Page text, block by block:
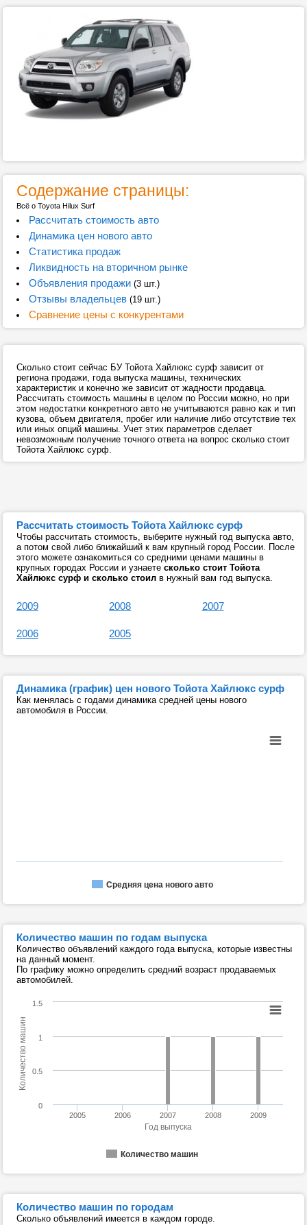
Содержание страницы:
Всё о Toyota Hilux Surf
Рассчитать стоимость авто
Динамика цен нового авто
Статистика продаж
Ликвидность на вторичном рынке
Объявления продажи(3 шт.)
Отзывы владельцев(19 шт.)
Сравнение цены с конкурентами
Сколько стоит сейчас БУ Тойота Хайлюкс сурф зависит от
региона продажи, года выпуска машины, технических
характеристик и конечно же зависит от жадности продавца.
Рассчитать стоимость машины в целом по России можно, но при
этом недостатки конкретного авто не учитываются равно как и тип
кузова, объем двигателя, пробег или наличие либо отсутствие тех
или иных опций машины. Учет этих параметров сделает
невозможным получение точного ответа на вопрос сколько стоит
Тойота Хайлюкс сурф.
Рассчитать стоимость Тойота Хайлюкс сурф
Чтобы рассчитать стоимость, выберите нужный год выпуска авто,
а потом свой либо ближайший к вам крупный город России. После
этого можете ознакомиться со средними ценами машины в
крупных городах России и узнаете сколько стоит Тойота
Хайлюкс сурф и сколько стоил в нужный вам год выпуска.
2009 2008 2007
2006 2005
Динамика (график) цен нового Тойота Хайлюкс сурф
Как менялась с годами динамика средней цены нового
автомобиля в России.
Средняя цена нового авто
Количество машин по годам выпуска
Количество объявлений каждого года выпуска, которые известны
на данный момент.
По графику можно определить средний возраст продаваемых
автомобилей.
Год выпуска
Количество машин
Количество машин
2005 2006 2007 2008 2009
0
0.5
1
1.5
Количество машин по городам
Сколько объявлений имеется в каждом городе.